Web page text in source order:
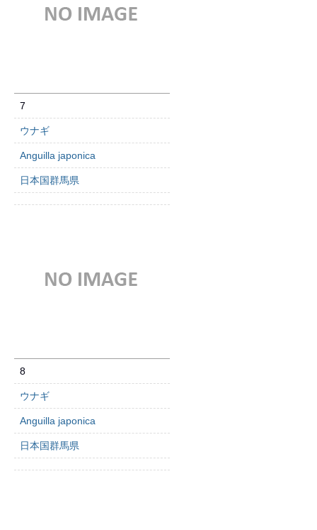
7
ウナギ
Anguilla japonica
日本国群馬県
8
ウナギ
Anguilla japonica
日本国群馬県